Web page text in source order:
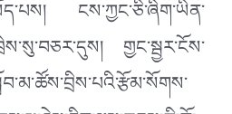
ངས་ཀྱང་ཅི་ཞིག་ཡིན་
གྱང་སྦྱར་ངོས་